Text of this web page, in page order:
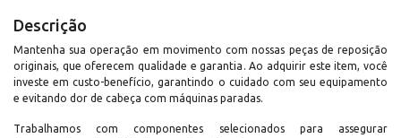
Descrição
Mantenha sua operação em movimento com nossas peças de reposição
originais, que oferecem qualidade e garantia. Ao adquirir este item, você
investe em custo-benefício, garantindo o cuidado com seu equipamento
e evitando dor de cabeça com máquinas paradas.
Trabalhamos com componentes selecionados para assegurar